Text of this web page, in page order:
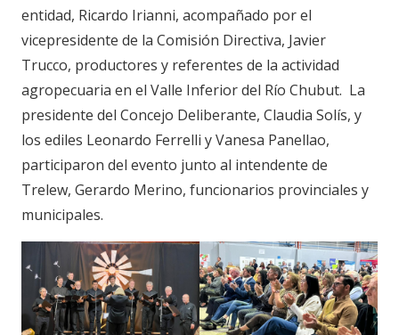
entidad, Ricardo Irianni, acompañado por el
vicepresidente de la Comisión Directiva, Javier
Trucco, productores y referentes de la actividad
agropecuaria en el Valle Inferior del Río Chubut. La
presidente del Concejo Deliberante, Claudia Solís, y
los ediles Leonardo Ferrelli y Vanesa Panellao,
participaron del evento junto al intendente de
Trelew, Gerardo Merino, funcionarios provinciales y
municipales.